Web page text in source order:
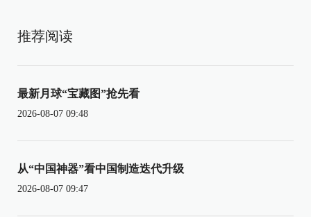
推荐阅读
最新月球“宝藏图”抢先看
2026-08-07 09:48
从“中国神器”看中国制造迭代升级
2026-08-07 09:47